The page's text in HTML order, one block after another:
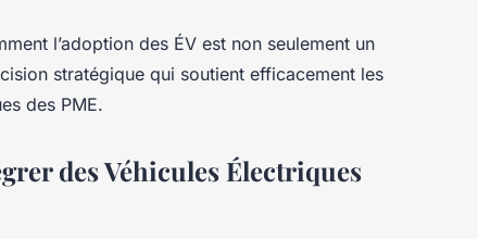
l’adoption des ÉV est non seulement un
stratégique qui soutient efficacement les
des PME.
des Véhicules Électriques